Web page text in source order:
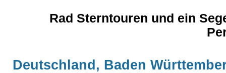
Rad Sterntouren und ein
Deutschland, Baden